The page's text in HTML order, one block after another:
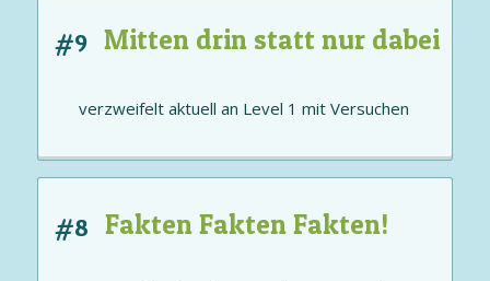
#9 Mitten drin statt nur dabei
verzweifelt aktuell an Level 1 mitVersuchen
#8 Fakten Fakten Fakten!